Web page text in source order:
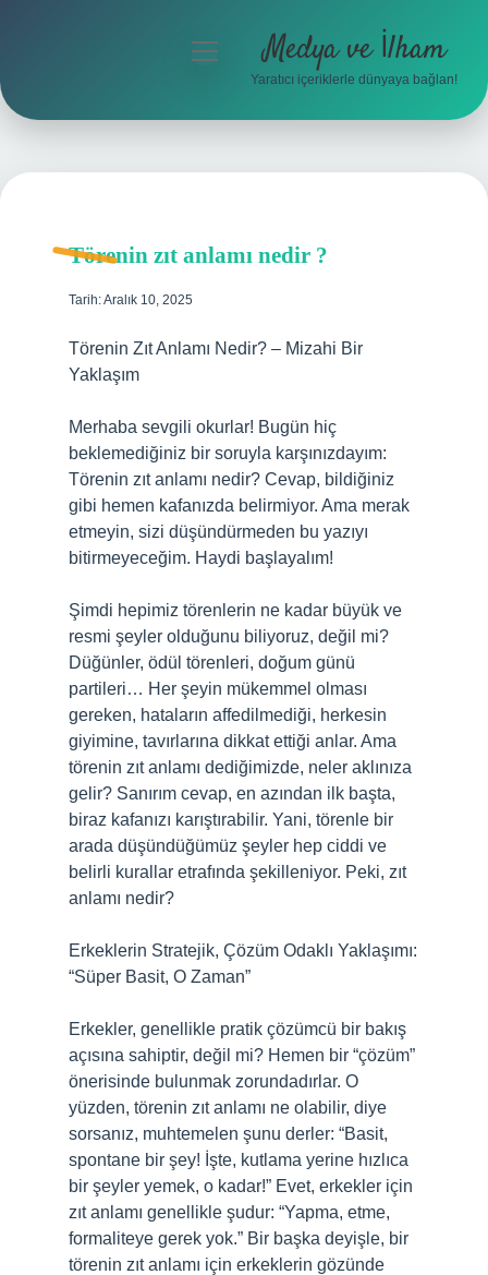
Hakkımızda
menüyü
Medya ve İlham
Yaratıcı içeriklerle dünyaya bağlan!
Törenin zıt anlamı nedir ?
Tarih: Aralık 10, 2025
Törenin Zıt Anlamı Nedir? – Mizahi Bir
Yaklaşım
Merhaba sevgili okurlar! Bugün hiç
beklemediğiniz bir soruyla karşınızdayım:
Törenin zıt anlamı nedir? Cevap, bildiğiniz
gibi hemen kafanızda belirmiyor. Ama merak
etmeyin, sizi düşündürmeden bu yazıyı
bitirmeyeceğim. Haydi başlayalım!
Şimdi hepimiz törenlerin ne kadar büyük ve
resmi şeyler olduğunu biliyoruz, değil mi?
Düğünler, ödül törenleri, doğum günü
partileri… Her şeyin mükemmel olması
gereken, hataların affedilmediği, herkesin
giyimine, tavırlarına dikkat ettiği anlar. Ama
törenin zıt anlamı dediğimizde, neler aklınıza
gelir? Sanırım cevap, en azından ilk başta,
biraz kafanızı karıştırabilir. Yani, törenle bir
arada düşündüğümüz şeyler hep ciddi ve
belirli kurallar etrafında şekilleniyor. Peki, zıt
anlamı nedir?
Erkeklerin Stratejik, Çözüm Odaklı Yaklaşımı:
“Süper Basit, O Zaman”
Erkekler, genellikle pratik çözümcü bir bakış
açısına sahiptir, değil mi? Hemen bir “çözüm”
önerisinde bulunmak zorundadırlar. O
yüzden, törenin zıt anlamı ne olabilir, diye
sorsanız, muhtemelen şunu derler: “Basit,
spontane bir şey! İşte, kutlama yerine hızlıca
bir şeyler yemek, o kadar!” Evet, erkekler için
zıt anlamı genellikle şudur: “Yapma, etme,
formaliteye gerek yok.” Bir başka deyişle, bir
törenin zıt anlamı için erkeklerin gözünde